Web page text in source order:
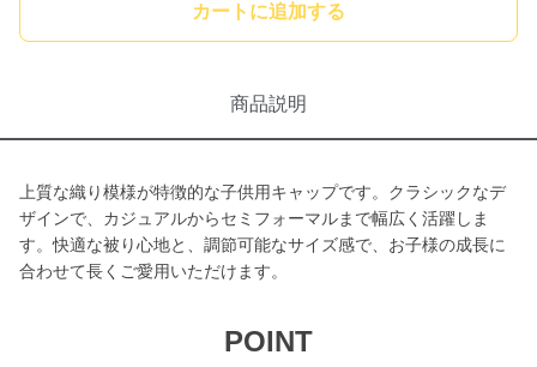
カートに追加する
商品説明
上質な織り模様が特徴的な子供用キャップです。クラシックなデ
ザインで、カジュアルからセミフォーマルまで幅広く活躍しま
す。快適な被り心地と、調節可能なサイズ感で、お子様の成長に
合わせて長くご愛用いただけます。
POINT